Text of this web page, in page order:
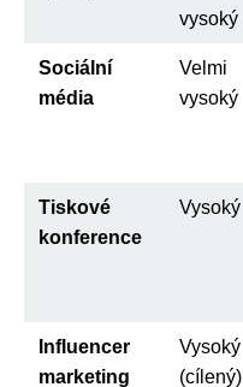
vysoký
Sociální
média
Velmi
vysoký
Tiskové
konference
Vysoký
Influencer
marketing
Vysoký
(cílený)